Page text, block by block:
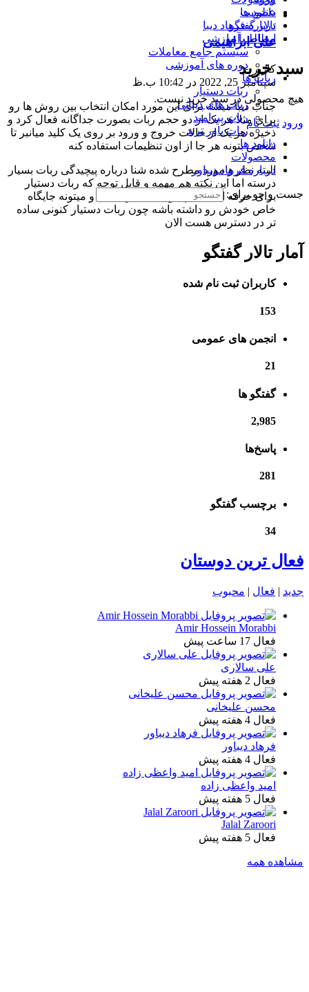
دانلود ها
درباره فرهاد دیبا
ارتباط با ما
سبد خرید
هیچ محصولی در سبد خرید نیست.
ورود ثبت نام
عضویت
تالار گفتگو
مطالب آموزشی
سیستم جامع معاملات
دوره های آموزشی
ربات ها
ربات دستیار
ربات های دیباتی
ربات پیرامید
ربات پاور ترند
دانلود ها
محصولات
درباره فرهاد دیباور
جست و جو برای:
علی ابراهیمی
کاربر
سپتامبر 25, 2022 در 10:42 ب.ظ
جناب دیبا میشه برای این مورد امکان انتخاب بین روش ها رو
برای مثلا هر یک از دو حجم ربات بصورت جداگانه فعال کرد و
ذخیره هر یک از حالات خروج و ورود بر روی یک کلید میانبر تا
شخص بتونه هر جا از اون تنظیمات استفاده کنه
البته نظر و مورد مطرح شده شنا درباره پیچیدگی ربات بسیار
درسته اما این نکته هم مهمه و قابل توجه که ربات دستیار
برای حرفه ای ها با آپشن ها بیشتر هست و میتونه جایگاه
خاص خودش رو داشته باشه چون ربات دستیار کنونی ساده
تر در دسترس هست الان
آمار تالار گفتگو
کاربران ثبت نام شده
153
انجمن های عمومی
21
گفتگو ها
2,985
پاسخ‌ها
281
برچسب گفتگو
34
فعال ترین دوستان
جدید | فعال | محبوب
Amir Hossein Morabbi
فعال 17 ساعت پیش
علی سالاری
فعال 2 هفته پیش
محسن علیخانی
فعال 4 هفته پیش
فرهاد دیباور
فعال 4 هفته پیش
امید واعظی زاده
فعال 5 هفته پیش
Jalal Zaroori
فعال 5 هفته پیش
مشاهده همه